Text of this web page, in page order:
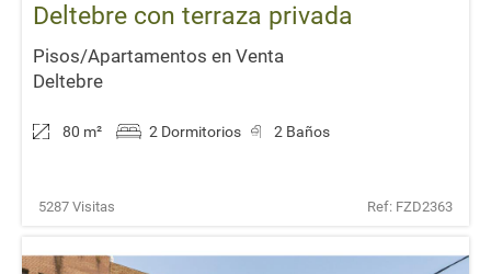
Deltebre con terraza privada
Pisos/Apartamentos en Venta
Deltebre
80 m² 2 Dormitorios 2 Baños
5287 Visitas Ref: FZD2363